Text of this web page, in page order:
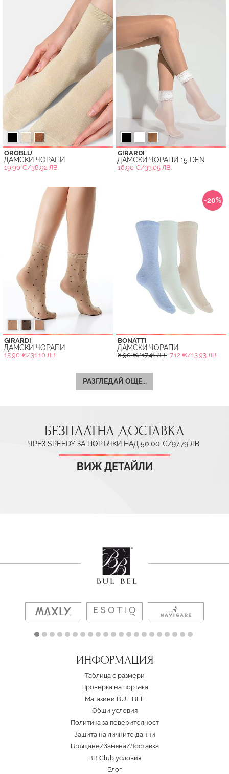
OROBLU
ДАМСКИ ЧОРАПИ
19.90 €/38.92 ЛВ.
GIRARDI
ДАМСКИ ЧОРАПИ 15 DEN
16.90 €/33.05 ЛВ.
GIRARDI
ДАМСКИ ЧОРАПИ
15.90 €/31.10 ЛВ.
-20%
BONATTI
ДАМСКИ ЧОРАПИ
8.90 €/17.41 ЛВ. 7.12 €/13.93 ЛВ.
РАЗГЛЕДАЙ ОЩЕ...
БЕЗПЛАТНА ДОСТАВКА
ЧРЕЗ SPEEDY ЗА ПОРЪЧКИ НАД 50.00 €/97.79 ЛВ.
ВИЖ ДЕТАЙЛИ
ИНФОРМАЦИЯ
Таблица с размери
Проверка на поръчка
Магазини BUL BEL
Oбщи условия
Политика за поверителност
Защита на личните данни
Връщане/Замяна/Доставка
BB Club условия
Блог